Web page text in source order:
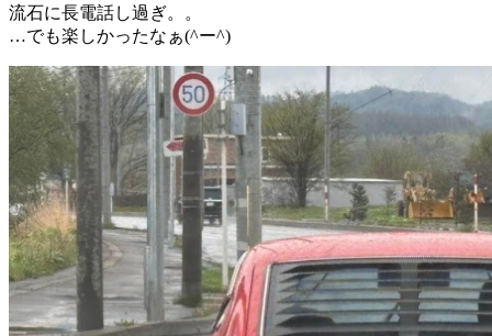
流石に長電話し過ぎ。。
…でも楽しかったなぁ(^ー^)